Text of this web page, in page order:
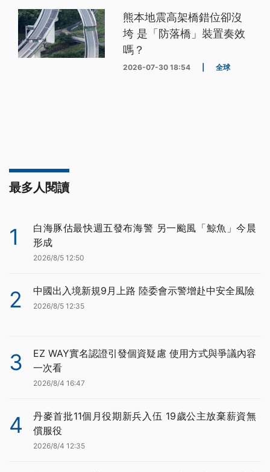
熊本地震高架橋錯位卻沒
垮 是「防落橋」裝置奏效
嗎？
2026-07-30 18:54 全球
最多人閱讀
1
白海豚估最快週五發布海警 另一颱風「鯨魚」今晨
形成
2026/8/5 12:50
2 中國出入境新規9月上路 陸委會示警增赴中安全風險
2026/8/5 12:35
3
EZ WAY實名認證引發個資疑慮 使用方式與爭議內容
一次看
2026/8/4 16:47
4
丹麥首批11個月役期新兵入伍 19歲公主放棄薪資無
償服役
2026/8/4 12:35